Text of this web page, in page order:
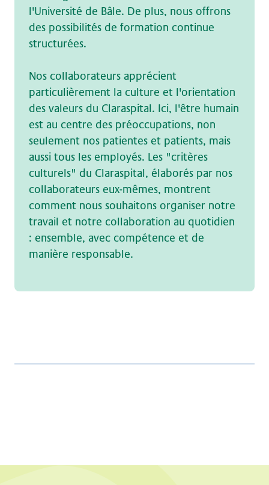
l'Université de Bâle. De plus, nous offrons
des possibilités de formation continue
structurées.
Nos collaborateurs apprécient
particulièrement la culture et l'orientation
des valeurs du Claraspital. Ici, l'être humain
est au centre des préoccupations, non
seulement nos patientes et patients, mais
aussi tous les employés. Les "critères
culturels" du Claraspital, élaborés par nos
collaborateurs eux-mêmes, montrent
comment nous souhaitons organiser notre
travail et notre collaboration au quotidien
: ensemble, avec compétence et de
manière responsable.